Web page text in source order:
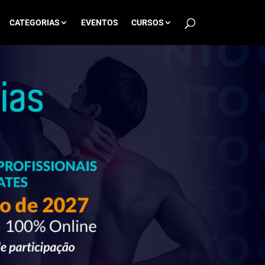
CATEGORIAS EVENTOS CURSOS